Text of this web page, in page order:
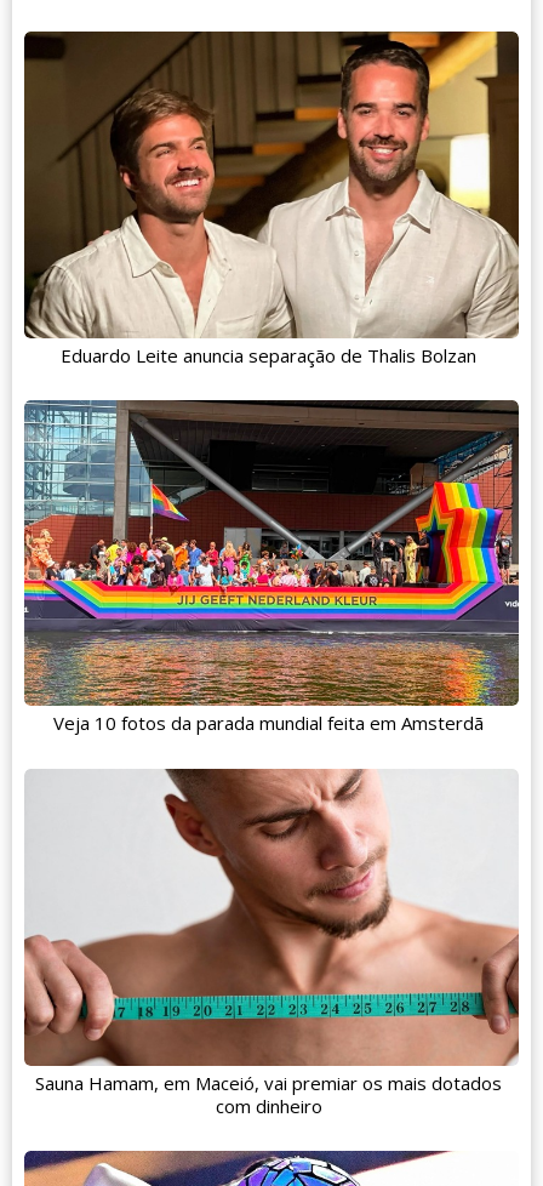
Eduardo Leite anuncia separação de Thalis Bolzan
Veja 10 fotos da parada mundial feita em Amsterdã
Sauna Hamam, em Maceió, vai premiar os mais dotados
com dinheiro